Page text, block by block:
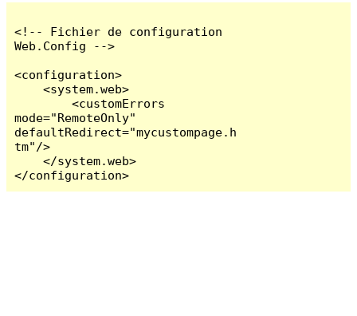
<!-- Fichier de configuration
Web.Config -->
<configuration>
    <system.web>
        <customErrors
mode="RemoteOnly"
defaultRedirect="mycustompage.h
tm"/>
    </system.web>
</configuration>